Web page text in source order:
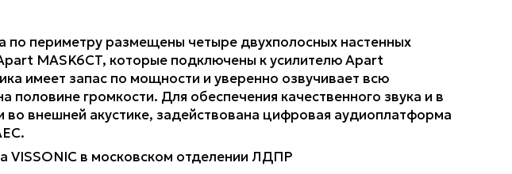
по периметру размещены четыре двухполосных настенных
MASK6CT, которые подключены к усилителю Apart
имеет запас по мощности и уверенно озвучивает всю
половине громкости. Для обеспечения качественного звука и в
во внешней акустике, задействована цифровая аудиоплатформа